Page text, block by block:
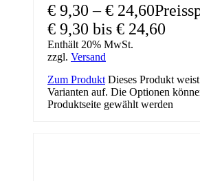
€ 9,30 –€ 24,60
€ 9,30 bis € 24,60
Enthält 20% MwSt.
zzgl. Versand
Zum Produkt Dieses Produkt
Varianten auf. Die Optionen
Produktseite gewählt werden